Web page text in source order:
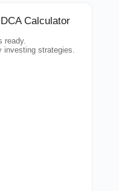
Calculator
ready.
strategies.